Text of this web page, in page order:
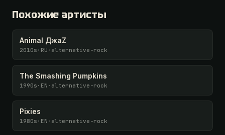
Похожие артисты
Animal ДжаZ
2010s · RU · alternative-rock
The Smashing Pumpkins
1990s · EN · alternative-rock
Pixies
1980s · EN · alternative-rock